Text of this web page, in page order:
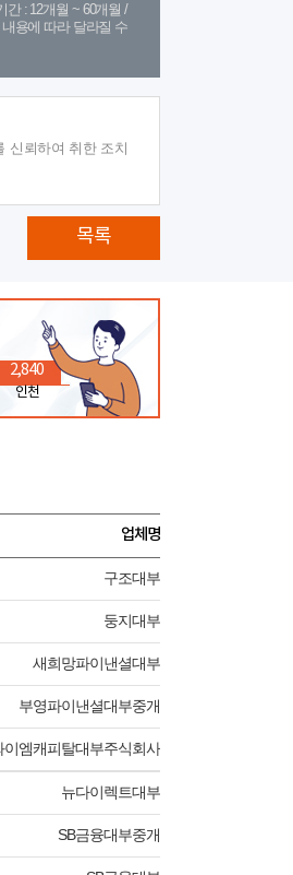
: 12개월 ~ 60개월 /
용에 따라 달라질 수
신뢰하여 취한 조치
목록
2,840
인천
업체명
구조대부
둥지대부
새희망파이낸셜대부
부영파이낸셜대부중개
이엠캐피탈대부주식회사
뉴다이렉트대부
SB금융대부중개